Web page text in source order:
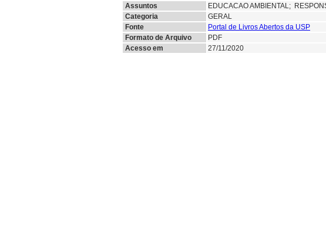
Assuntos
EDUCACAO AMBIENTAL;
Categoria
GERAL
Fonte
Portal de Livros Abertos da USP
Formato de Arquivo
PDF
Acesso em
27/11/2020